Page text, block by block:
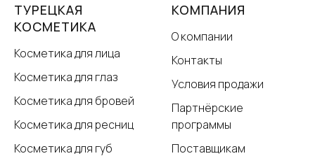
ТУРЕЦКАЯ
КОСМЕТИКА
Косметика для лица
Косметика для глаз
Косметика для бровей
Косметика для ресниц
Косметика для губ
КОМПАНИЯ
О компании
Контакты
Условия продажи
Партнёрские
программы
Поставщикам